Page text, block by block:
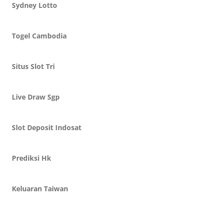
Sydney Lotto
Togel Cambodia
Situs Slot Tri
Live Draw Sgp
Slot Deposit Indosat
Prediksi Hk
Keluaran Taiwan